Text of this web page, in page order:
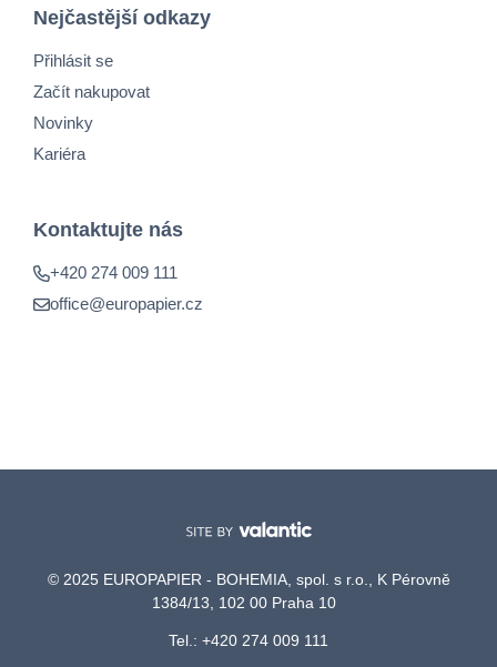
Nejčastější odkazy
Přihlásit se
Začít nakupovat
Novinky
Kariéra
Kontaktujte nás
+420 274 009 111
office@europapier.cz
© 2025 EUROPAPIER - BOHEMIA, spol. s r.o., K Pérovně
1384/13, 102 00 Praha 10
Tel.: +420 274 009 111